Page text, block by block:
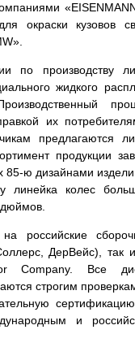
окраски кузовов
по производству
жидкого
их
предлагаются
продукции
85-ю дизайнами
линейка колес
российские
ДерВейс), так
Company. Все
строгим
и